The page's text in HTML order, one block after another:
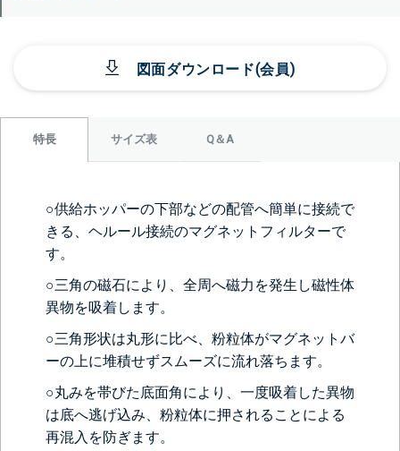
図面ダウンロード(会員)
特長 サイズ表 Q＆A
○供給ホッパーの下部などの配管へ簡単に接続で
きる、ヘルール接続のマグネットフィルターで
す。
○三角の磁石により、全周へ磁力を発生し磁性体
異物を吸着します。
○三角形状は丸形に比べ、粉粒体がマグネットバ
ーの上に堆積せずスムーズに流れ落ちます。
○丸みを帯びた底面角により、一度吸着した異物
は底へ逃げ込み、粉粒体に押されることによる
再混入を防ぎます。